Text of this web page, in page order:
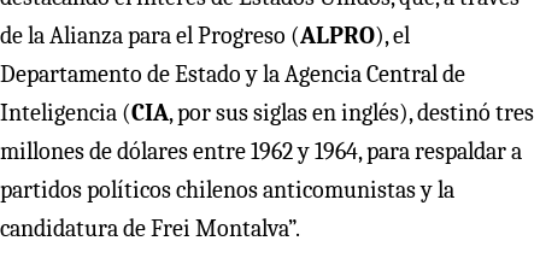
de la Alianza para el Progreso (ALPRO), el
Departamento de Estado y la Agencia Central de
Inteligencia (CIA, por sus siglas en inglés), destinó tres
millones de dólares entre 1962 y 1964, para respaldar a
partidos políticos chilenos anticomunistas y la
candidatura de Frei Montalva”.